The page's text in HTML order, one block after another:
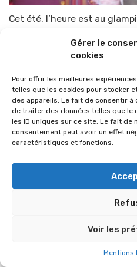
Gérer le
cookies
Pour offrir les meilleures
telles que les cookies pour stocker
des appareils. Le fait de consentir
de traiter des données telles que le
les ID uniques sur ce site. Le fait de
consentement peut avoir un effet
caractéristiques et fonctions.
Voir les
Mentions
Cet été, l’heure est au
© 2026 Im-presse.
MENTIONS